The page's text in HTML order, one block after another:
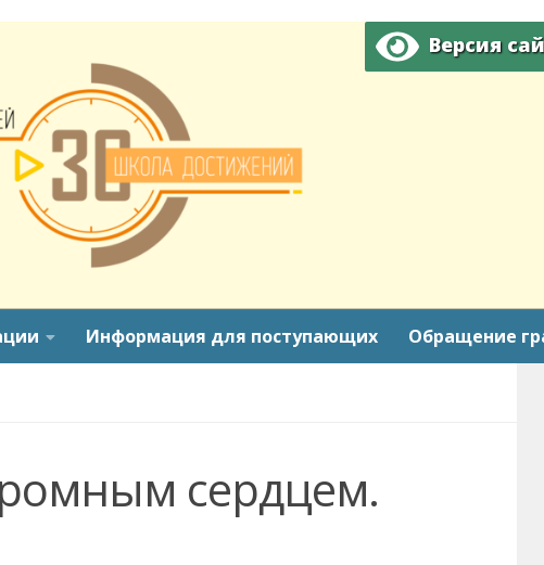
Версия
Информация для поступающих Обращение
сердцем.